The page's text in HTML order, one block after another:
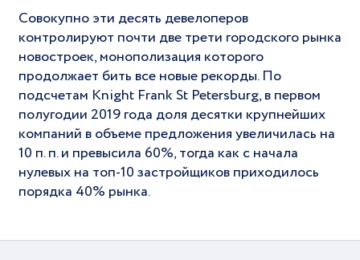
Совокупно эти десять девелоперов
контролируют почти две трети городского рынка
новостроек, монополизация которого
продолжает бить все новые рекорды. По
подсчетам Knight Frank St Petersburg, в первом
полугодии 2019 года доля десятки крупнейших
компаний в объеме предложения увеличилась на
10 п. п. и превысила 60%, тогда как с начала
нулевых на топ-10 застройщиков приходилось
порядка 40% рынка.